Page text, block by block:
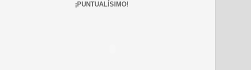
¡PUNTUALÍSIMO!